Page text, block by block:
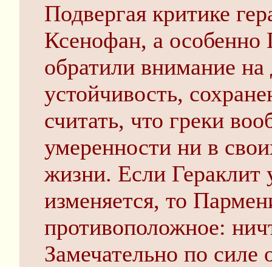
Подвергая критике
Ксенофан, а
обратили внима­ние
устойчивость,
считать, что греки
умереннос­ти ни в
жизни. Если Гераклит
изменяется, то
противоположное:
Замечательно по